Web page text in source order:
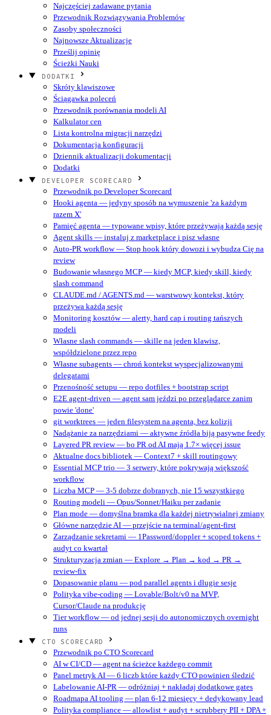
Najczęściej zadawane pytania
Przewodnik Rozwiązywania Problemów
Zasoby społeczności
Najnowsze Aktualizacje
Prześlij opinię
Ścieżki Nauki
DODATKI
Skróty klawiszowe
Ściągawka poleceń
Przewodnik porównania modeli AI
Kalkulator cen
Lista kontrolna migracji narzędzi
Dokumentacja konfiguracji
Dziennik aktualizacji dokumentacji
Dodatki
DEVELOPER SCORECARD
Przewodnik po Developer Scorecard
Hooki agenta — jedyny sposób na wymuszenie 'za każdym
razem X'
Pamięć agenta — typowane wpisy, które przeżywają każdą sesję
Agent skills — instaluj z marketplace i pisz własne
Auto-PR workflow — Stop hook który dowozi i wybudza Cię na
review
Budowanie własnego MCP — kiedy MCP, kiedy skill, kiedy
slash command
CLAUDE.md / AGENTS.md — warstwowy kontekst, który
przeżywa każdą sesję
Monitoring kosztów — alerty, hard cap i routing tańszych
modeli
Własne slash commands — skille na jeden klawisz,
współdzielone przez repo
Własne subagents — chroń kontekst wyspecjalizowanymi
delegatami
Przenośność setupu — repo dotfiles + bootstrap script
E2E agent-driven — agent sam jeździ po przeglądarce zanim
powie 'done'
git worktrees — jeden filesystem na agenta, bez kolizji
Nadążanie za narzędziami — aktywne źródła biją pasywne feedy
Layered PR review — bo PR od AI mają 1.7× więcej issue
Aktualne docs bibliotek — Context7 + skill routingowy
Essential MCP trio — 3 serwery, które pokrywają większość
workflow
Liczba MCP — 3-5 dobrze dobranych, nie 15 wszystkiego
Routing modeli — Opus/Sonnet/Haiku per zadanie
Plan mode — domyślna bramka dla każdej nietrywialnej zmiany
Główne narzędzie AI — przejście na terminal/agent‑first
Zarządzanie sekretami — 1Password/doppler + scoped tokens +
audyt co kwartał
Strukturyzacja zmian — Explore → Plan → kod → PR →
review-fix
Dopasowanie planu — pod parallel agents i długie sesje
Polityka vibe-coding — Lovable/Bolt/v0 na MVP,
Cursor/Claude na produkcję
Tier workflow — od jednej sesji do autonomicznych overnight
runs
CTO SCORECARD
Przewodnik po CTO Scorecard
AI w CI/CD — agent na ścieżce każdego commit
Panel metryk AI — 6 liczb które każdy CTO powinien śledzić
Labelowanie AI-PR — odróżniaj + nakładaj dodatkowe gates
Roadmapa AI tooling — plan 6-12 miesięcy + dedykowany lead
Polityka compliance — allowlist + audyt + scrubbery PII + DPA +